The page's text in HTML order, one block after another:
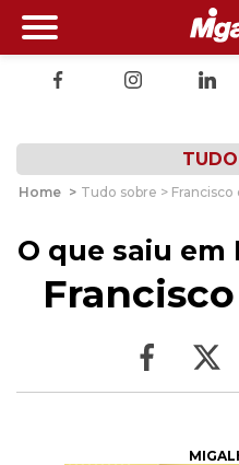
Home > Tudo sobre > Francisco
O que saiu em